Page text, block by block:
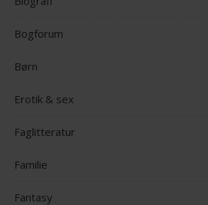
Bogforum
Børn
Erotik & sex
Faglitteratur
Familie
Fantasy